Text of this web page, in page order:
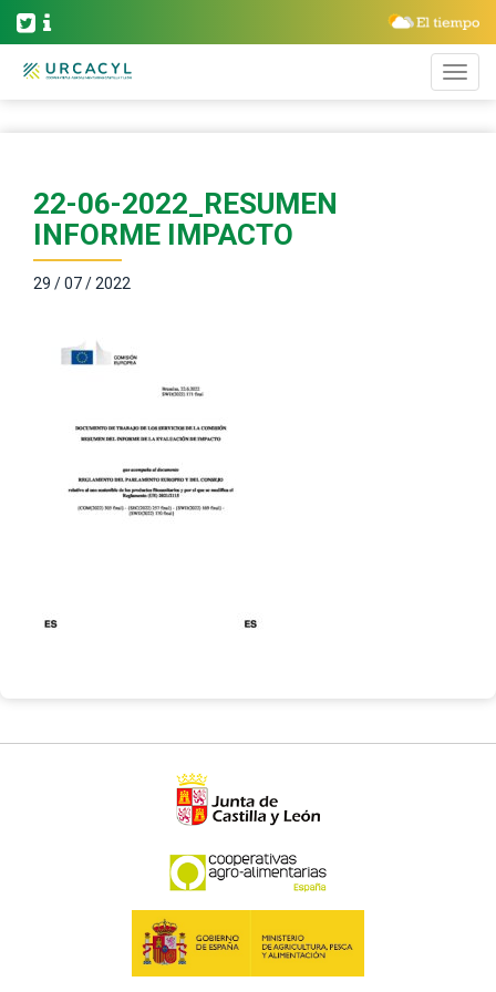
22-06-2022_RESUMEN
INFORME IMPACTO
29 / 07 / 2022